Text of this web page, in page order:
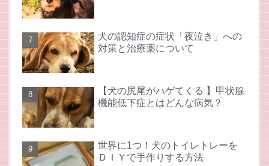
犬の認知症の症状「夜泣き」への
対策と治療薬について
【犬の尻尾がハゲてくる 】甲状腺
機能低下症とはどんな病気？
世界に1つ！犬のトイレトレーを
ＤＩＹで手作りする方法